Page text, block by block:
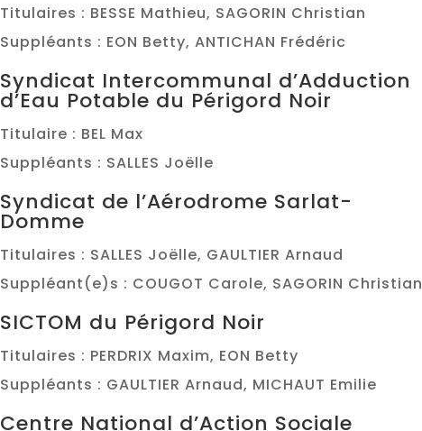
Titulaires : BESSE Mathieu, SAGORIN Christian
Suppléants : EON Betty, ANTICHAN Frédéric
Syndicat Intercommunal d’Adduction
d’Eau Potable du Périgord Noir
Titulaire : BEL Max
Suppléants : SALLES Joëlle
Syndicat de l’Aérodrome Sarlat-
Domme
Titulaires : SALLES Joëlle, GAULTIER Arnaud
Suppléant(e)s : COUGOT Carole, SAGORIN Christian
SICTOM du Périgord Noir
Titulaires : PERDRIX Maxim, EON Betty
Suppléants : GAULTIER Arnaud, MICHAUT Emilie
Centre National d’Action Sociale